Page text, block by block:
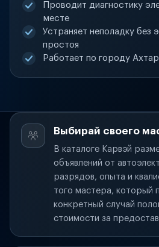
Проводит диагностику
месте
Устраняет неполадку без
простоя
Работает по городу
Выбирай своего
В каталоге Карвэй
объявлений от
разрядов, опыта и
того мастера, который
конкретный случай
стоимости за